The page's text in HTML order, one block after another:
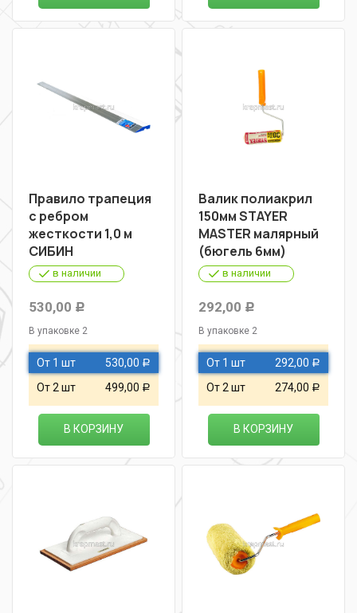
Правило трапеция
с ребром
жесткости 1,0 м
СИБИН
в наличии
530,00 Р
В упаковке 2
От 1 шт 530,00 Р
От 2 шт 499,00 Р
В КОРЗИНУ
Валик полиакрил
150мм STAYER
MASTER малярный
(бюгель 6мм)
в наличии
292,00 Р
В упаковке 2
От 1 шт 292,00 Р
От 2 шт 274,00 Р
В КОРЗИНУ